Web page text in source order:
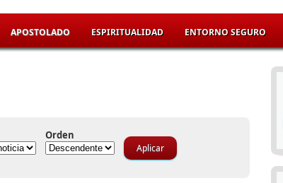
APOSTOLADO ESPIRITUALIDAD ENTORNO SEGURO
Orden